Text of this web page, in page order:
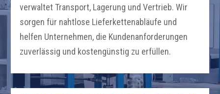
verwaltet Transport, Lagerung und Vertrieb. Wir
sorgen für nahtlose Lieferkettenabläufe und
helfen Unternehmen, die Kundenanforderungen
zuverlässig und kostengünstig zu erfüllen.